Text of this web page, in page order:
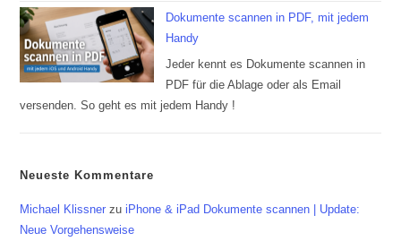
Dokumente scannen in PDF, mit jedem
Handy
Jeder kennt es Dokumente scannen in
PDF für die Ablage oder als Email
versenden. So geht es mit jedem Handy !
Neueste Kommentare
Michael Klissner zuiPhone & iPad Dokumente scannen | Update:
Neue Vorgehensweise